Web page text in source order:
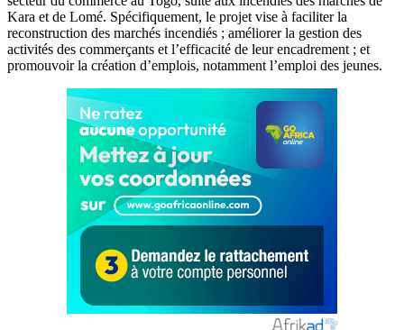
Kara et de Lomé. Spécifiquement, le projet vise à faciliter la
reconstruction des marchés incendiés ; améliorer la gestion des
activités des commerçants et l’efficacité de leur encadrement ; et
promouvoir la création d’emplois, notamment l’emploi des jeunes.